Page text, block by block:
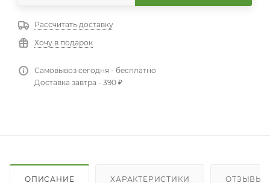
Рассчитать доставку
Хочу в подарок
Самовывоз сегодня - бесплатно
Доставка завтра - 390 ₽
ОПИСАНИЕ ХАРАКТЕРИСТИКИ ОТЗЫВЫ